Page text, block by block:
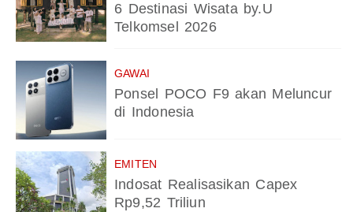
6 Destinasi Wisata by.U
Telkomsel 2026
GAWAI
Ponsel POCO F9 akan Meluncur
di Indonesia
EMITEN
Indosat Realisasikan Capex
Rp9,52 Triliun